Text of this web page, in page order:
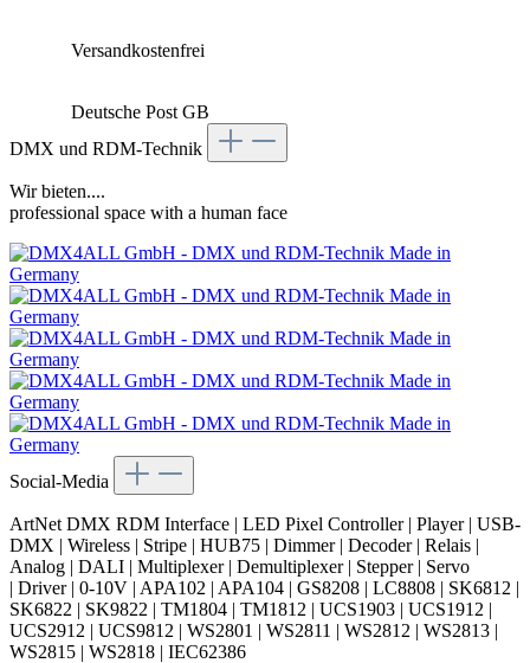
Versandkostenfrei
Deutsche Post GB
DMX und RDM-Technik
Wir bieten....
professional space with a human face
Social-Media
ArtNet DMX RDM Interface | LED Pixel Controller | Player | USB-
DMX | Wireless | Stripe | HUB75 | Dimmer | Decoder | Relais |
Analog | DALI | Multiplexer | Demultiplexer | Stepper | Servo
| Driver | 0-10V | APA102 | APA104 | GS8208 | LC8808 | SK6812 |
SK6822 | SK9822 | TM1804 | TM1812 | UCS1903 | UCS1912 |
UCS2912 | UCS9812 | WS2801 | WS2811 | WS2812 | WS2813 |
WS2815 | WS2818 | IEC62386